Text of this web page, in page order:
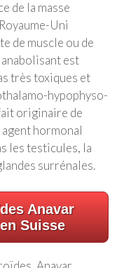
de la masse
Uni
de muscle ou de
est
très toxiques et
hypophyso-
originaire de
hormonal
les testicules, la
surrénales.
Anavar
Suisse